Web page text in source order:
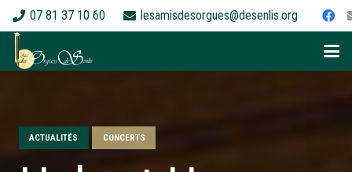
07 81 37 10 60 lesamisdesorgues@desenlis.org
ACTUALITÉS CONCERTS